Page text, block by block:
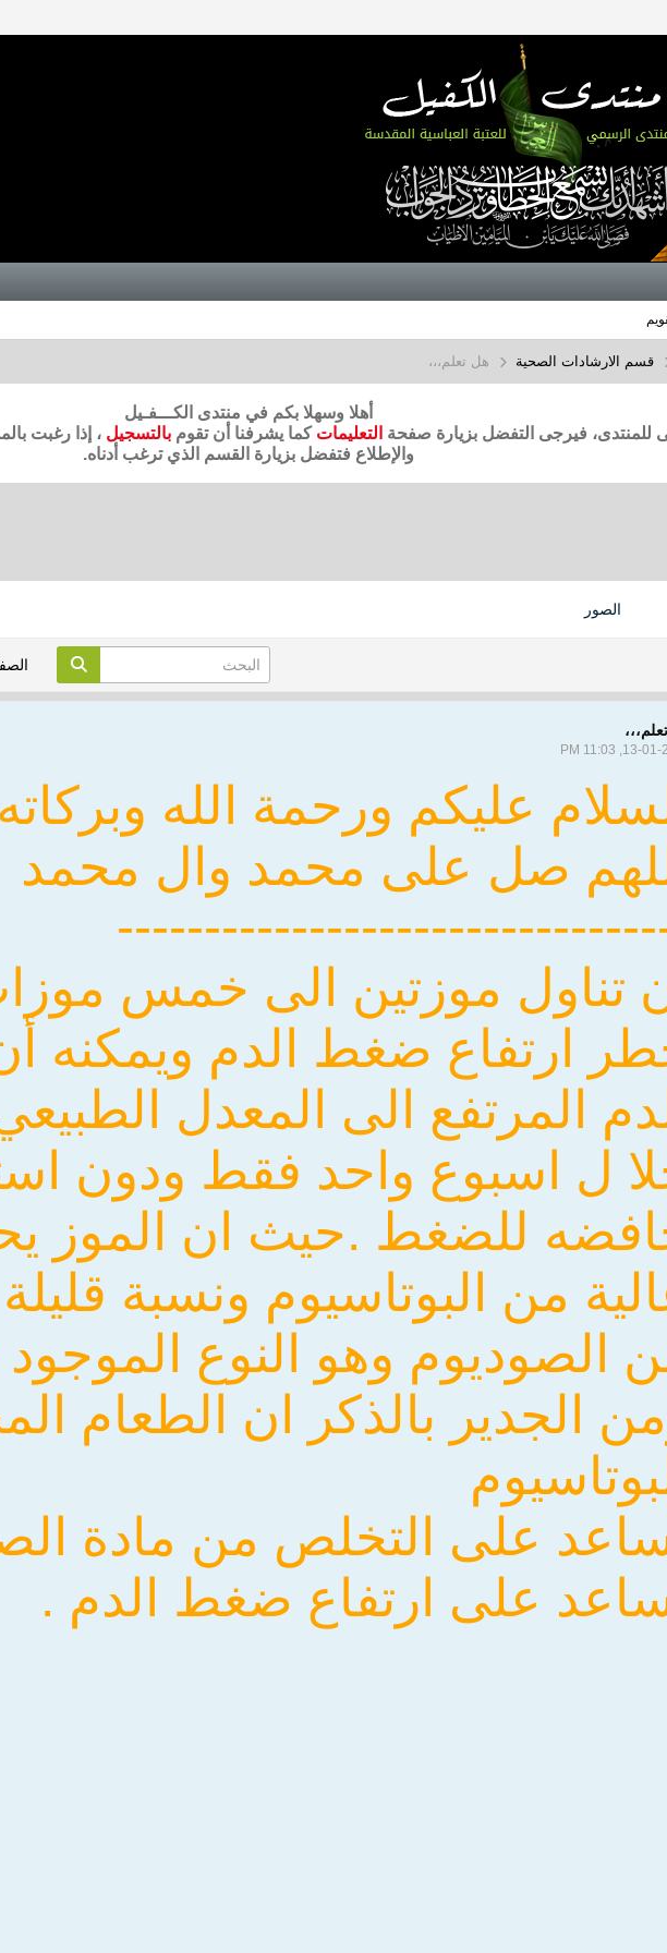
قسم الارشادات الصحية هل تعلم،،،
أهلا وسهلا بكم في منتدى الكـــفـيل
للمنتدى، فيرجى التفضل بزيارة صفحة التعليمات كما يشرفنا أن تقوم بالتسجيل ، إذا رغبت
والإطلاع فتفضل بزيارة القسم الذي ترغب أدناه.
الصور
13-01-2017,
عليكم ورحمة الله وبركاته
صل على محمد وال محمد
تناول موزتين الى خمس
ارتفاع ضغط الدم
المرتفع الى المعدل
ل اسبوع واحد فقط ودون
للضغط .حيث ان الموز
من البوتاسيوم ونسبة قليلة
الصوديوم وهو النوع
الجدير بالذكر ان الطعام
على التخلص من مادة
على ارتفاع ضغط الدم .